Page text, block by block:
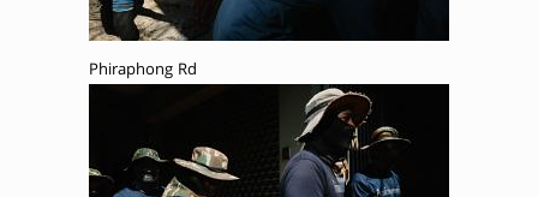
Phiraphong Rd